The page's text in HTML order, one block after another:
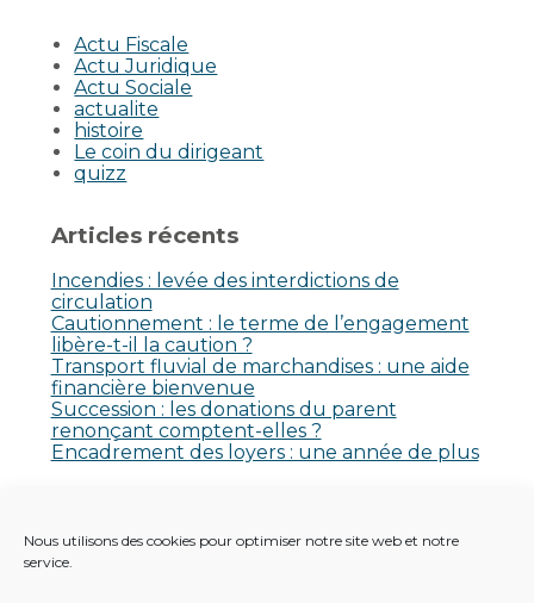
Nous utilisons des cookies pour optimiser notre site web et notre
service.
Actu Fiscale
Actu Juridique
Actu Sociale
actualite
histoire
Le coin du dirigeant
quizz
Articles récents
Incendies : levée des interdictions de
circulation
Cautionnement : le terme de l’engagement
libère-t-il la caution ?
Transport fluvial de marchandises : une aide
financière bienvenue
Succession : les donations du parent
renonçant comptent-elles ?
Encadrement des loyers : une année de plus
Aucun commentaire à afficher.